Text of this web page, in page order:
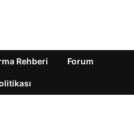
Rehberi Forum